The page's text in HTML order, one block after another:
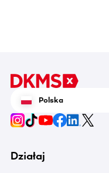
Polska
Działaj